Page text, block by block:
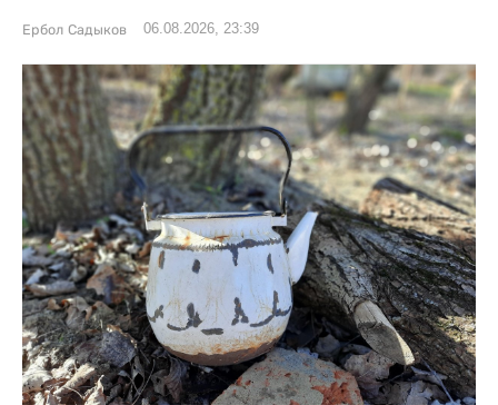
Ербол Садыков 06.08.2026, 23:39